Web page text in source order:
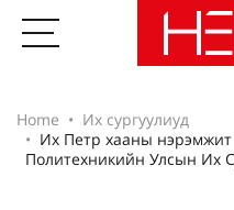
Home
Их сургуулиуд
Их Петр хааны
Политехникийн Улсын Их